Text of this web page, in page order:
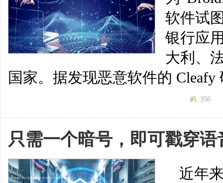
软件试
银行应
大利、
国家。据发现恶意软件的
356
只需一个暗号，即可戳穿语
近年